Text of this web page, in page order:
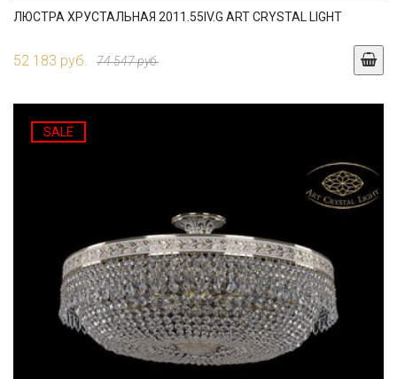
ЛЮСТРА ХРУСТАЛЬНАЯ 2011.55IV.G ART CRYSTAL LIGHT
52 183 руб. 74 547 руб.
SALE